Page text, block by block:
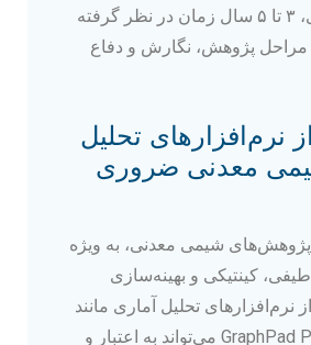
برای رساله دکتری، ۳ تا ۵ سال زمان در نظر گرفته
پژوهش، نگارش و دفاع
از نرم‌افزارهای تحلیل
معدنی ضروری
پژوهش‌های شیمی معدنی، به ویژه
کینتیکی و بهینه‌سازی
نرم‌افزارهای تحلیل آماری مانند
OriginPro یا GraphPad Prism می‌تواند به اعتبار و